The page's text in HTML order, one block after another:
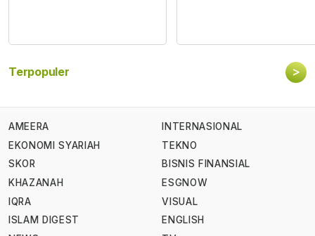
Terpopuler >
AMEERA
EKONOMI SYARIAH
SKOR
KHAZANAH
IQRA
ISLAM DIGEST
INTERNASIONAL
TEKNO
BISNIS FINANSIAL
ESGNOW
VISUAL
ENGLISH